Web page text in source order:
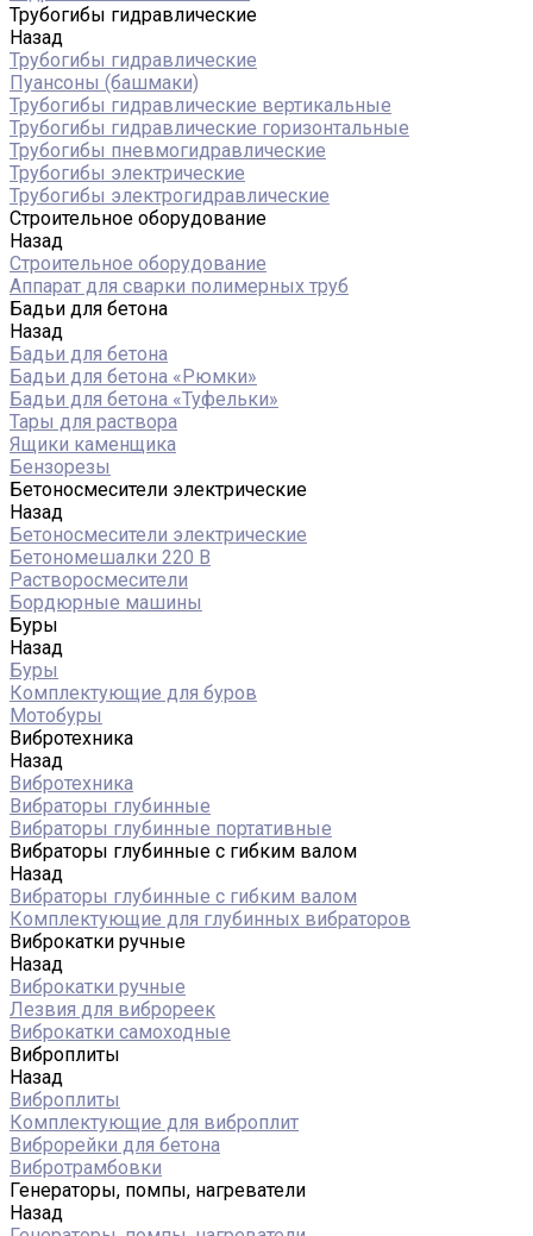
Трубогибы гидравлические
Назад
Трубогибы гидравлические
Пуансоны (башмаки)
Трубогибы гидравлические вертикальные
Трубогибы гидравлические горизонтальные
Трубогибы пневмогидравлические
Трубогибы электрические
Трубогибы электрогидравлические
Строительное оборудование
Назад
Строительное оборудование
Аппарат для сварки полимерных труб
Бадьи для бетона
Назад
Бадьи для бетона
Бадьи для бетона «Рюмки»
Бадьи для бетона «Туфельки»
Тары для раствора
Ящики каменщика
Бензорезы
Бетоносмесители электрические
Назад
Бетоносмесители электрические
Бетономешалки 220 В
Растворосмесители
Бордюрные машины
Буры
Назад
Буры
Комплектующие для буров
Мотобуры
Вибротехника
Назад
Вибротехника
Вибраторы глубинные
Вибраторы глубинные портативные
Вибраторы глубинные с гибким валом
Назад
Вибраторы глубинные с гибким валом
Комплектующие для глубинных вибраторов
Виброкатки ручные
Назад
Виброкатки ручные
Лезвия для виброреек
Виброкатки самоходные
Виброплиты
Назад
Виброплиты
Комплектующие для виброплит
Виброрейки для бетона
Вибротрамбовки
Генераторы, помпы, нагреватели
Назад